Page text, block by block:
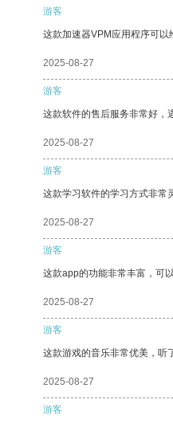
游客
这款加速器VPM应用程序可以
2025-08-27
游客
这款软件的售后服务非常好，
2025-08-27
游客
这款学习软件的学习方式非常
2025-08-27
游客
这款app的功能非常丰富，可
2025-08-27
游客
这款游戏的音乐非常优美，听
2025-08-27
游客